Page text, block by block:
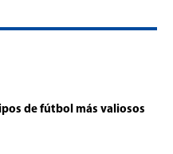
de fútbol más valiosos